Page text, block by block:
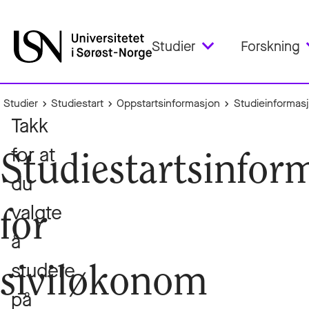
Studier Forskning
Studier Studiestart Oppstartsinformasjon
for
siviløkonom
Takk
for at
du
valgte
å
studere
på